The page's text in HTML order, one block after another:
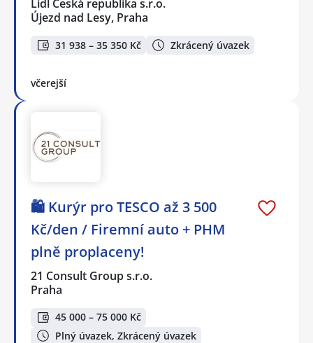
Lidl Česká republika s.r.o.
Újezd nad Lesy, Praha
31 938 – 35 350 Kč Zkrácený úvazek
včerejší
🛍️ Kurýr pro TESCO až 3 500
Kč/den / Firemní auto + PHM
plně proplaceny!
21 Consult Group s.r.o.
Praha
45 000 – 75 000 Kč
Plný úvazek, Zkrácený úvazek